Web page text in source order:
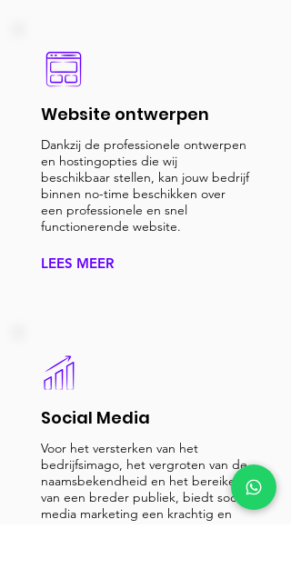
Website ontwerpen
Dankzij de professionele ontwerpen
en hostingopties die wij
beschikbaar stellen, kan jouw bedrijf
binnen no-time beschikken over
een professionele en snel
functionerende website.
LEES MEER
Social Media
Voor het versterken van het
bedrijfsimago, het vergroten van de
naamsbekendheid en het bereiken
van een breder publiek, biedt social
media marketing een krachtig en